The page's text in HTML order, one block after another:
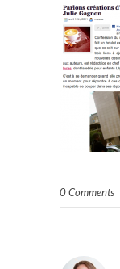
0 Comments